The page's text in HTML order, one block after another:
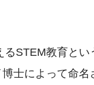
るSTEM教育とい
士によって命名